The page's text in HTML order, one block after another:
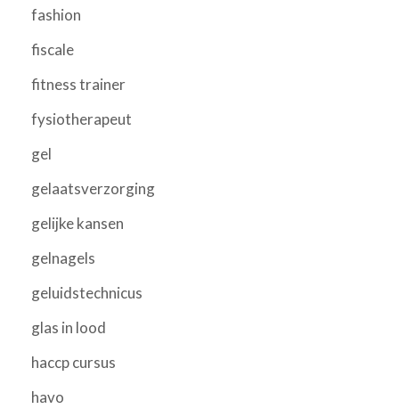
fashion
fiscale
fitness trainer
fysiotherapeut
gel
gelaatsverzorging
gelijke kansen
gelnagels
geluidstechnicus
glas in lood
haccp cursus
havo